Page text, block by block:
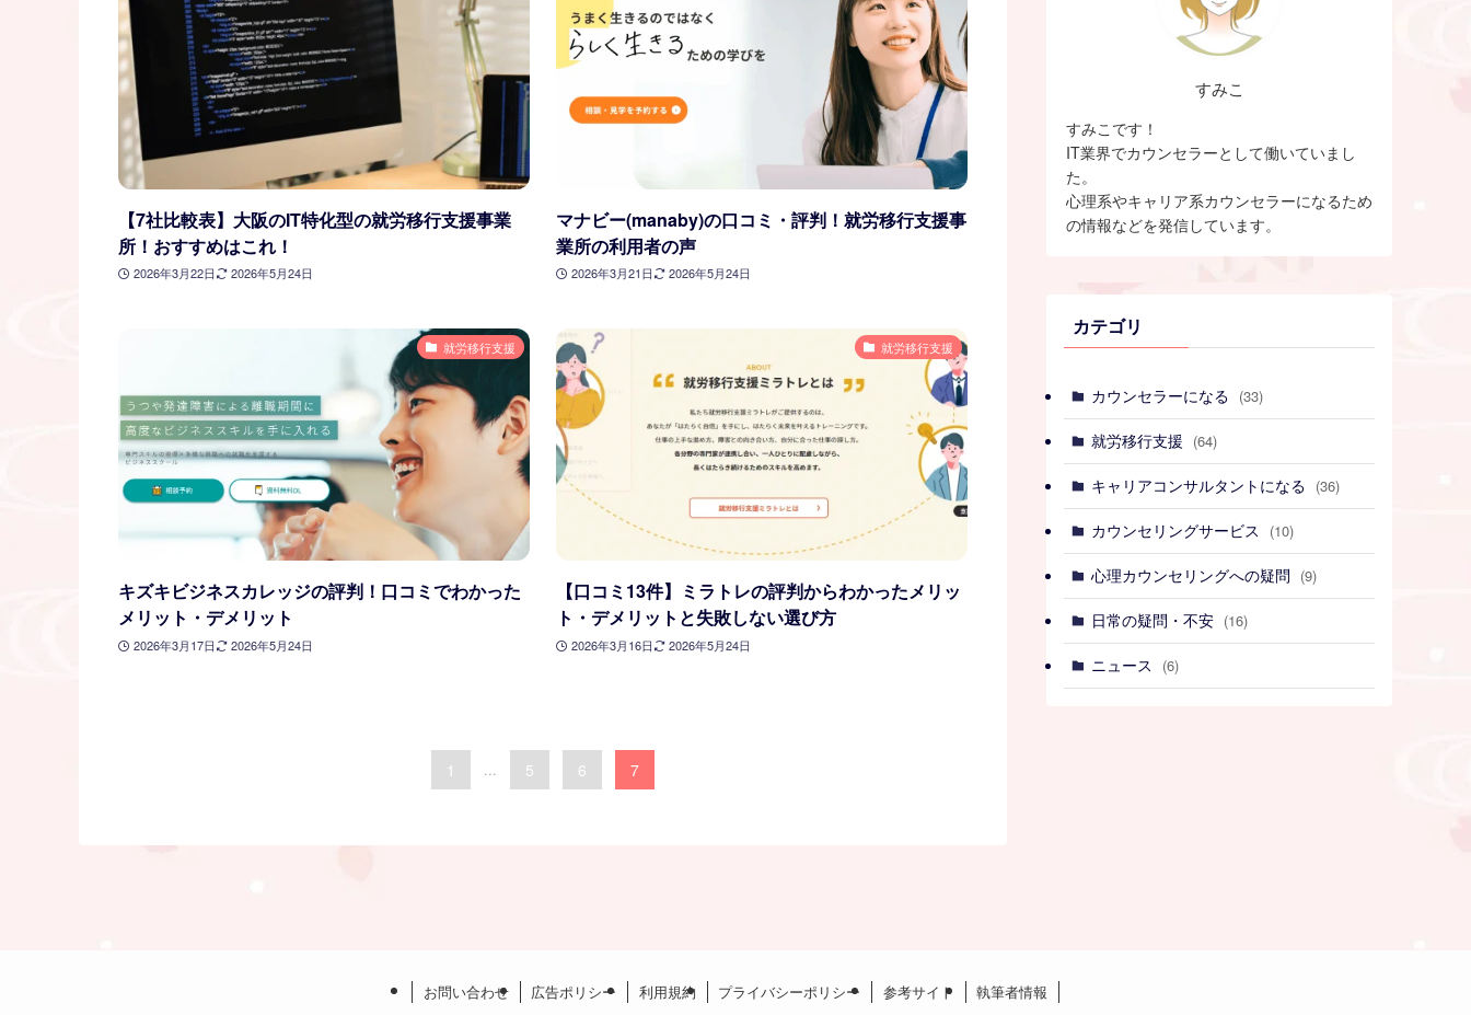
【7社比較表】大阪のIT特化型の就労移行支援事業
所！おすすめはこれ！
2026年3月22日 2026年5月24日
マナビー(manaby)の口コミ・評判！就労移行支援事
業所の利用者の声
2026年3月21日 2026年5月24日
就労移行支援
キズキビジネスカレッジの評判！口コミでわかった
メリット・デメリット
2026年3月17日 2026年5月24日
就労移行支援
【口コミ13件】ミラトレの評判からわかったメリッ
ト・デメリットと失敗しない選び方
2026年3月16日 2026年5月24日
1 ... 5 6 7
すみこ
すみこです！
IT業界でカウンセラーとして働いていまし
た。
心理系やキャリア系カウンセラーになるため
の情報などを発信しています。
カテゴリ
カウンセラーになる (33)
就労移行支援 (64)
キャリアコンサルタントになる (36)
カウンセリングサービス (10)
心理カウンセリングへの疑問 (9)
日常の疑問・不安 (16)
ニュース (6)
お問い合わせ 広告ポリシー 利用規約 プライバシーポリシー 参考サイト 執筆者情報